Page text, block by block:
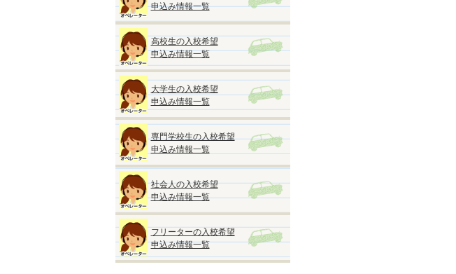
申込み情報一覧
高校生の入校希望
申込み情報一覧
大学生の入校希望
申込み情報一覧
専門学校生の入校希望
申込み情報一覧
社会人の入校希望
申込み情報一覧
フリーターの入校希望
申込み情報一覧